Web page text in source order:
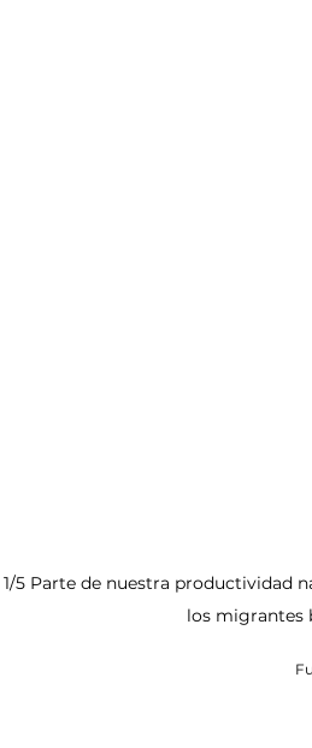
1/5 Parte de nuestra productividad
los migrantes